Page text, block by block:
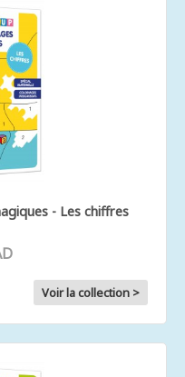
- Les chiffres
Voir la collection >